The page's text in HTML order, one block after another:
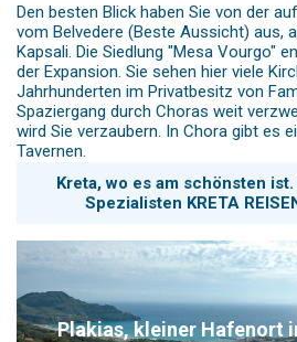
Den besten Blick haben Sie von der
vom Belvedere (Beste Aussicht) aus,
Kapsali. Die Siedlung "Mesa Vourgo"
der Expansion. Sie sehen hier viele
Jahrhunderten im Privatbesitz von
Spaziergang durch Choras weit
wird Sie verzaubern. In Chora gibt es
Tavernen.
Kreta, wo es am schönsten
Spezialisten KRETA
Plakias, kleiner Hafenort